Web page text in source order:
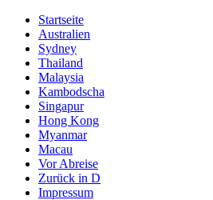
Startseite
Australien
Sydney
Thailand
Malaysia
Kambodscha
Singapur
Hong Kong
Myanmar
Macau
Vor Abreise
Zurück in D
Impressum